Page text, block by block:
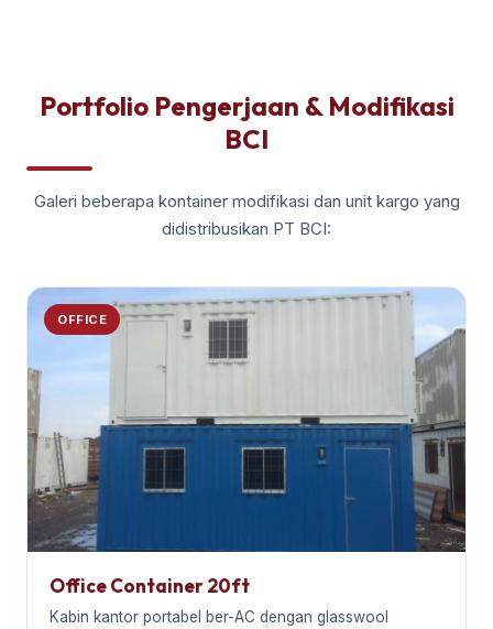
Portfolio Pengerjaan & Modifikasi
BCI
Galeri beberapa kontainer modifikasi dan unit kargo yang
didistribusikan PT BCI:
OFFICE
Office Container 20ft
Kabin kantor portabel ber-AC dengan glasswool